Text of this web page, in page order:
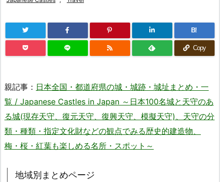
B!
Copy
親記事： 日本全国・都道府県の城・城跡・城址まとめ・一
覧 / Japanese Castles in Japan ～日本100名城と天守のあ
る城(現存天守、復元天守、復興天守、模擬天守)、天守の分
類・種類・指定文化財などの観点でみる歴史的建造物、
梅・桜・紅葉も楽しめる名所・スポット～
地域別まとめページ